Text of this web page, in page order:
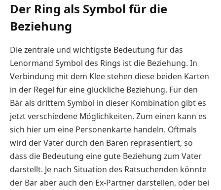
Der Ring als Symbol für die
Beziehung
Die zentrale und wichtigste Bedeutung für das
Lenormand Symbol des Rings ist die Beziehung. In
Verbindung mit dem Klee stehen diese beiden Karten
in der Regel für eine glückliche Beziehung. Für den
Bär als drittem Symbol in dieser Kombination gibt es
jetzt verschiedene Möglichkeiten. Zum einen kann es
sich hier um eine Personenkarte handeln. Oftmals
wird der Vater durch den Bären repräsentiert, so
dass die Bedeutung eine gute Beziehung zum Vater
darstellt. Je nach Situation des Ratsuchenden könnte
der Bär aber auch den Ex-Partner darstellen, oder bei